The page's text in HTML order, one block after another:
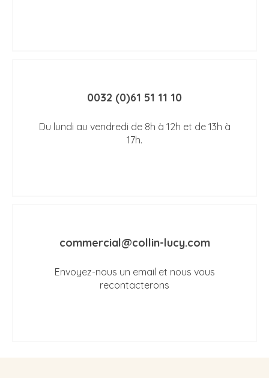
0032 (0)61 51 11 10
Du lundi au vendredi de 8h à 12h et de 13h à
17h.
commercial@collin-lucy.com
Envoyez-nous un email et nous vous
recontacterons